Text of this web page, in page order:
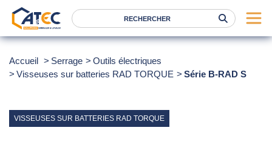
Levage
Marques
Accueil Serrage
Outils électriques
Visseuses sur batteries RAD TORQUE
Série B-RAD S
VISSEUSES SUR BATTERIES RAD TORQUE